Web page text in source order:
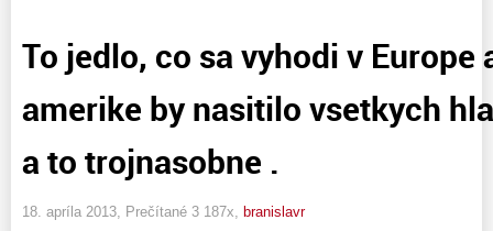
To jedlo, co sa vyhodi v Europe
amerike by nasitilo vsetkych
a to trojnasobne .
18. apríla 2013, Prečítané 3 187x, branislavr